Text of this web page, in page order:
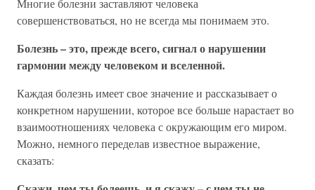
Многие болезни заставляют человека
совершенствоваться, но не всегда мы понимаем это.
Болезнь – это, прежде всего, сигнал о нарушении
гармонии между человеком и вселенной.
Каждая болезнь имеет свое значение и рассказывает о
конкретном нарушении, которое все больше нарастает во
взаимоотношениях человека с окружающим его миром.
Можно, немного переделав известное выражение,
сказать: